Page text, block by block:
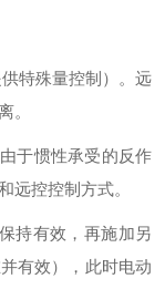
特殊量控制）。远
。
于惯性承受的反作
远控控制方式。
持有效，再施加另
有效），此时电动